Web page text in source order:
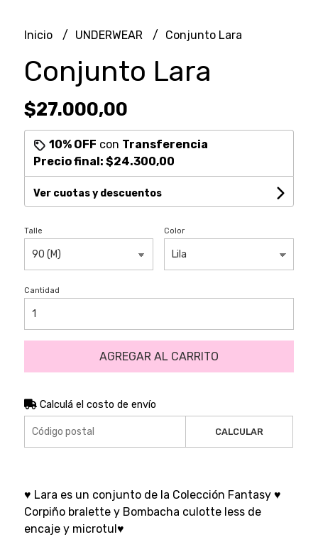
Inicio UNDERWEAR Conjunto Lara
Conjunto Lara
$27.000,00
10% OFF con Transferencia
Precio final: $24.300,00
Ver cuotas y descuentos
Talle Color
Cantidad
AGREGAR AL CARRITO
Calculá el costo de envío
CALCULAR
♥ Lara es un conjunto de la Colección Fantasy ♥
Corpiño bralette y Bombacha culotte less de
encaje y microtul♥